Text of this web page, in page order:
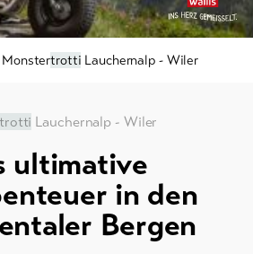
Monstertrotti Lauchernalp - Wiler
trotti Lauchernalp - Wiler
ultimative
in den
Bergen